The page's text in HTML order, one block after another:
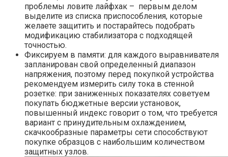
проблемы ловите лайфхак – первым делом
выделите из списка приспособления, которые
желаете защитить и постарайтесь подобрать
модификацию стабилизатора с подходящей
точностью.
Фиксируем в памяти: для каждого выравнивателя
запланирован свой определенный диапазон
напряжения, поэтому перед покупкой устройства
рекомендуем измерить силу тока в стенной
розетке: при заниженных показателях советуем
покупать бюджетные версии установок,
повышенный индекс говорит о том, что требуется
вариант с принудительным охлаждением,
скачкообразные параметры сети способствуют
покупке образцов с наибольшим количеством
защитных узлов.